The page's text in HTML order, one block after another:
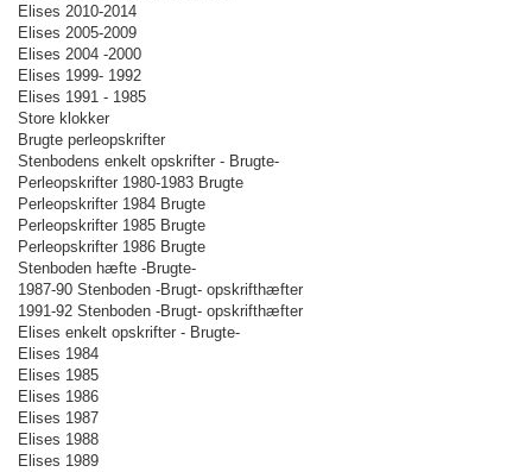
Elises 2010-2014
Elises 2005-2009
Elises 2004 -2000
Elises 1999- 1992
Elises 1991 - 1985
Store klokker
Brugte perleopskrifter
Stenbodens enkelt opskrifter - Brugte-
Perleopskrifter 1980-1983 Brugte
Perleopskrifter 1984 Brugte
Perleopskrifter 1985 Brugte
Perleopskrifter 1986 Brugte
Stenboden hæfte -Brugte-
1987-90 Stenboden -Brugt- opskrifthæfter
1991-92 Stenboden -Brugt- opskrifthæfter
Elises enkelt opskrifter - Brugte-
Elises 1984
Elises 1985
Elises 1986
Elises 1987
Elises 1988
Elises 1989